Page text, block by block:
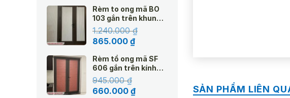
là:
2.350.000 ₫.
tại
là:
Rèm to ong mã BO
103 gắn trên khung
kính hệ 25 màu kem
1.240.000₫
Giá
là:
1.240.000 ₫.
865.000 ₫Giá
tại
là:
Rèm tổ ong mã SF
606 gắn trên kính
Top Down hệ 25
945.000₫
Giá
660.000 ₫Giá
Tình trạng
SẢN PHẨM LIÊN